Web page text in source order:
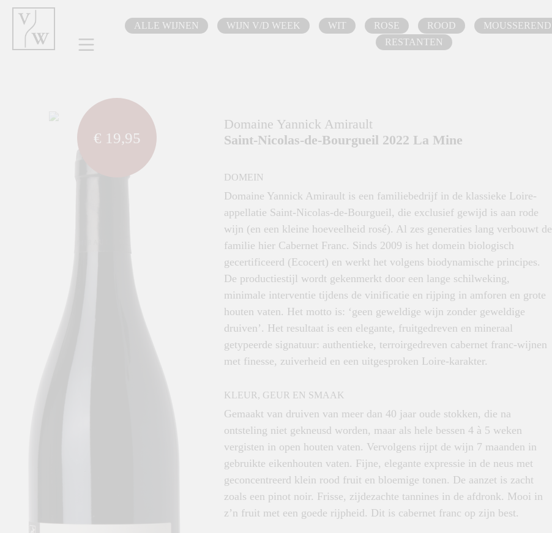
Ga naar de hoofdnavigatie
ALLE WIJNEN WIJN V/D WEEK WIT ROSE ROOD MOUSSEREND
RESTANTEN
€ 19,95
component.cms.imageGallery.skipImageGallery
Domaine Yannick Amirault
Saint-Nicolas-de-Bourgueil 2022 La Mine
DOMEIN
Domaine Yannick Amirault is een familiebedrijf in de klassieke Loire-
appellatie Saint-Nicolas-de-Bourgueil, die exclusief gewijd is aan rode
wijn (en een kleine hoeveelheid rosé). Al zes generaties lang verbouwt de
familie hier Cabernet Franc. Sinds 2009 is het domein biologisch
gecertificeerd (Ecocert) en werkt het volgens biodynamische principes.
De productiestijl wordt gekenmerkt door een lange schilweking,
minimale interventie tijdens de vinificatie en rijping in amforen en grote
houten vaten. Het motto is: ‘geen geweldige wijn zonder geweldige
druiven’. Het resultaat is een elegante, fruitgedreven en mineraal
getypeerde signatuur: authentieke, terroirgedreven cabernet franc-wijnen
met finesse, zuiverheid en een uitgesproken Loire-karakter.
KLEUR, GEUR EN SMAAK
Gemaakt van druiven van meer dan 40 jaar oude stokken, die na
ontsteling niet gekneusd worden, maar als hele bessen 4 à 5 weken
vergisten in open houten vaten. Vervolgens rijpt de wijn 7 maanden in
gebruikte eikenhouten vaten. Fijne, elegante expressie in de neus met
geconcentreerd klein rood fruit en bloemige tonen. De aanzet is zacht
zoals een pinot noir. Frisse, zijdezachte tannines in de afdronk. Mooi in
z’n fruit met een goede rijpheid. Dit is cabernet franc op zijn best.